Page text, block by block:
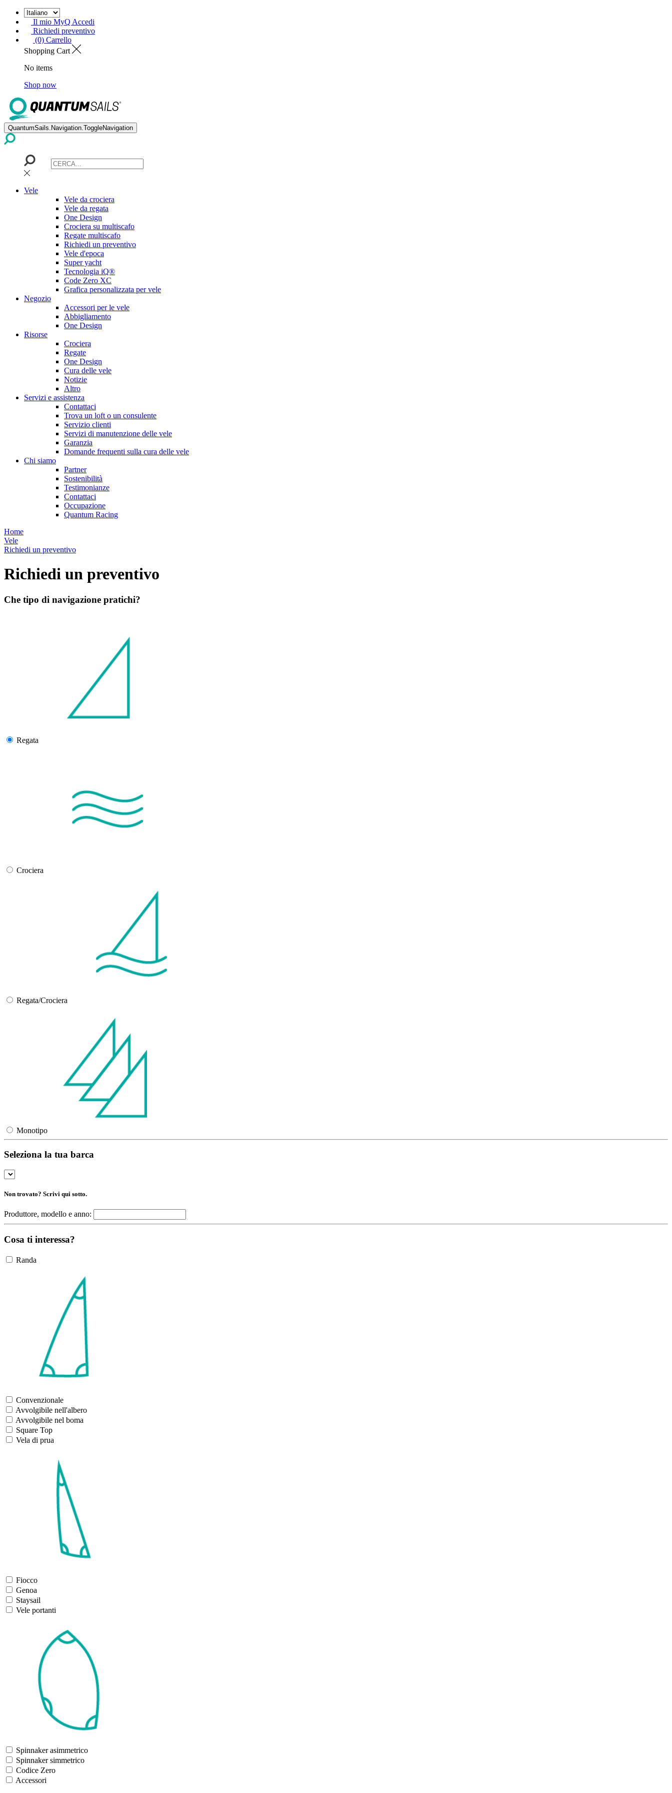
Il mio MyQ Accedi
Richiedi preventivo
(0) Carrello
Shopping Cart
No items
Shop now
QuantumSails.Navigation.ToggleNavigation
Vele
Vele da crociera
Vele da regata
One Design
Crociera su multiscafo
Regate multiscafo
Richiedi un preventivo
Vele d'epoca
Super yacht
Tecnologia iQ®
Code Zero XC
Grafica personalizzata per vele
Negozio
Accessori per le vele
Abbigliamento
One Design
Risorse
Crociera
Regate
One Design
Cura delle vele
Notizie
Altro
Servizi e assistenza
Contattaci
Trova un loft o un consulente
Servizio clienti
Servizi di manutenzione delle vele
Garanzia
Domande frequenti sulla cura delle vele
Chi siamo
Partner
Sostenibilità
Testimonianze
Contattaci
Occupazione
Quantum Racing
Home
Vele
Richiedi un preventivo
Richiedi un preventivo
Che tipo di navigazione pratichi?
Regata
Crociera
Regata/Crociera
Monotipo
Seleziona la tua barca
Non trovato? Scrivi qui sotto.
Produttore, modello e anno:
Cosa ti interessa?
Randa
Convenzionale
Avvolgibile nell'albero
Avvolgibile nel boma
Square Top
Vela di prua
Fiocco
Genoa
Staysail
Vele portanti
Spinnaker asimmetrico
Spinnaker simmetrico
Codice Zero
Accessori